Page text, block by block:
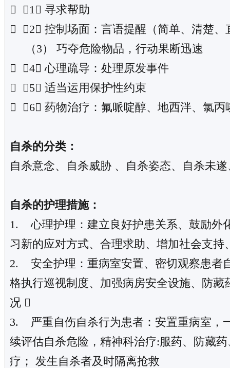
 （1） 寻求帮助
 （2） 控制场面：言语提醒（简单、清楚、
（3） 巧夺危险物品，行动果断迅速
 （4） 心理疏导：处理原发事件
 （5） 适当运用保护性约束
 （6） 药物治疗：氟哌啶醇、地西泮、氯丙
自杀的分类：
自杀意念、自杀威胁 、自杀姿态、自杀未
自杀的护理措施：
1. 心理护理：建立良好护患关系、鼓励外
习新的应对方式、合理求助、增加社会支持
2. 安全护理：重病室安置、密切观察患者
格执行巡视制度、加强病房安全设施、防藏
况 
3. 严重自伤自杀行为患者：安置重病室，
续评估自杀危险，精神科治疗:服药、防藏
疗； 发生自杀者及时隔离抢救